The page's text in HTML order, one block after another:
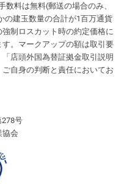
数料は無料(郵送の場合のみ、
の建玉数量の合計が1百万通貨
制ロスカット時の約定価格に
。マークアップの額は取引要
店頭外国為替証拠金取引説明
自身の判断と責任においてお
号
協会